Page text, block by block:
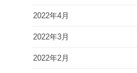
2022年4月
2022年3月
2022年2月